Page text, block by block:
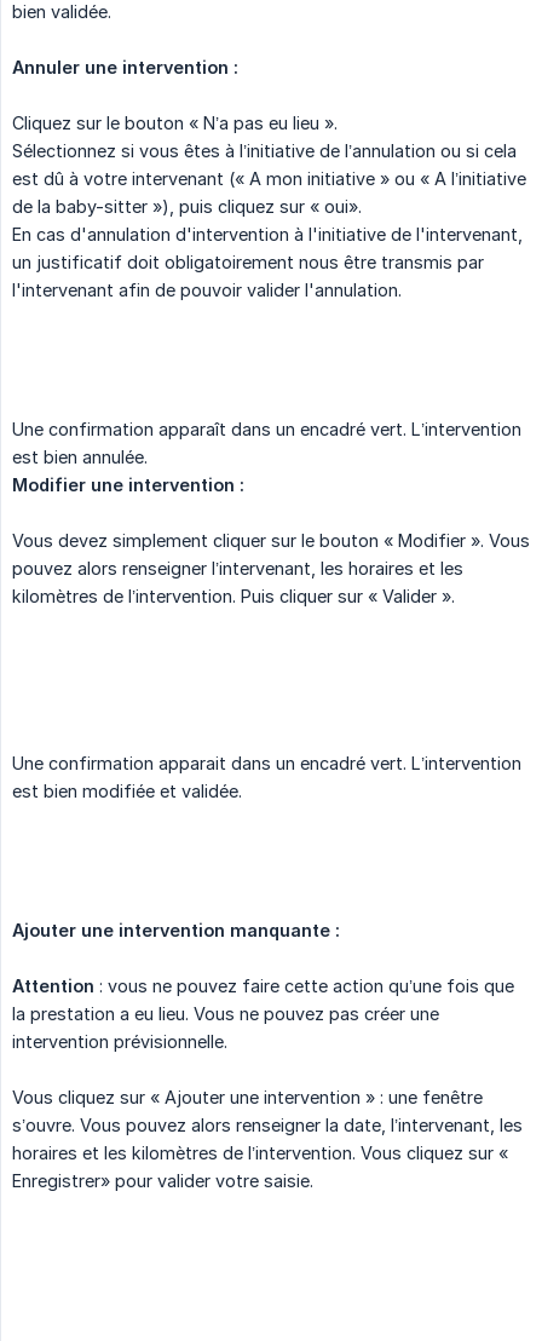
bien validée.
Annuler une intervention :
Cliquez sur le bouton « N’a pas eu lieu ».
Sélectionnez si vous êtes à l’initiative de l’annulation ou si cela
est dû à votre intervenant (« A mon initiative » ou « A l’initiative
de la baby-sitter »), puis cliquez sur « oui».
En cas d'annulation d'intervention à l'initiative de l'intervenant,
un justificatif doit obligatoirement nous être transmis par
l'intervenant afin de pouvoir valider l'annulation.
Une confirmation apparaît dans un encadré vert. L’intervention
est bien annulée.
Modifier une intervention :
Vous devez simplement cliquer sur le bouton « Modifier ». Vous
pouvez alors renseigner l’intervenant, les horaires et les
kilomètres de l’intervention. Puis cliquer sur « Valider ».
Une confirmation apparait dans un encadré vert. L’intervention
est bien modifiée et validée.
Ajouter une intervention manquante :
Attention : vous ne pouvez faire cette action qu’une fois que
la prestation a eu lieu. Vous ne pouvez pas créer une
intervention prévisionnelle.
Vous cliquez sur « Ajouter une intervention » : une fenêtre
s’ouvre. Vous pouvez alors renseigner la date, l’intervenant, les
horaires et les kilomètres de l’intervention. Vous cliquez sur «
Enregistrer» pour valider votre saisie.